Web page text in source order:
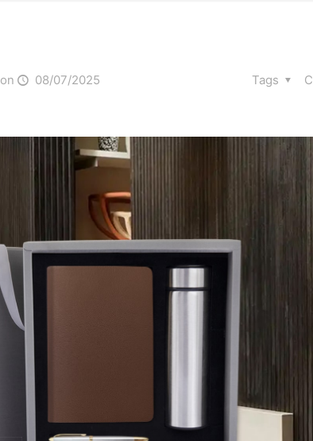
on 08/07/2025 Tags